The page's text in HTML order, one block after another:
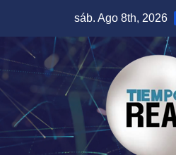
contenido
sáb. Ago 8th, 2026